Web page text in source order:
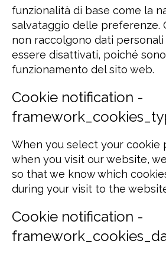
funzionalità di base come la
salvataggio delle preferenze.
non raccolgono dati
essere disattivati, poiché
funzionamento del sito web.
Cookie notification -
When you select your cookie
when you visit our website,
so that we know which
during your visit to the
Cookie notification -